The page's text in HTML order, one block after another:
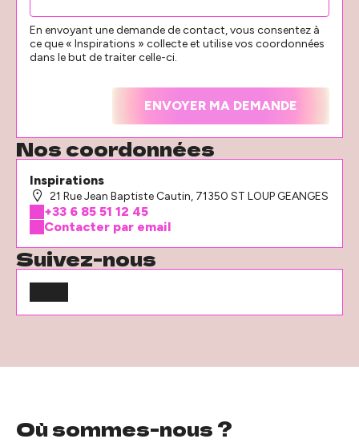
En envoyant une demande de contact, vous consentez à
ce que « Inspirations » collecte et utilise vos coordonnées
dans le but de traiter celle-ci.
Nos coordonnées
Inspirations
21 Rue Jean Baptiste Cautin, 71350 ST LOUP GEANGES
+33 6 85 51 12 45
Contacter par email
Suivez-nous
Où sommes-nous ?